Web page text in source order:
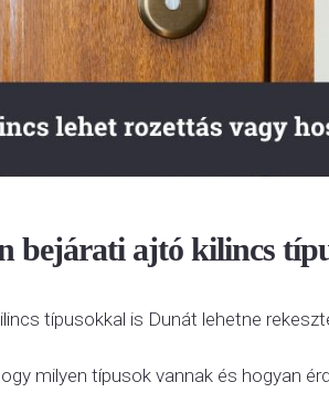
bejárati ajtó kilincs
típusokkal is Dunát lehetne
milyen típusok vannak és hogyan